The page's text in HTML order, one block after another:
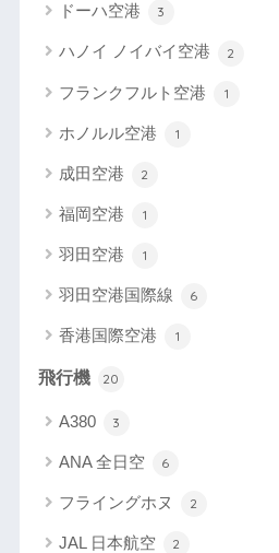
ドーハ空港 3
ハノイ ノイバイ空港 2
フランクフルト空港 1
ホノルル空港 1
成田空港 2
福岡空港 1
羽田空港 1
羽田空港国際線 6
香港国際空港 1
飛行機 20
A380 3
ANA 全日空 6
フライングホヌ 2
JAL 日本航空 2